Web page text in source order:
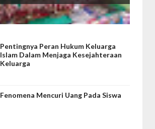
Pentingnya Peran Hukum Keluarga
Islam Dalam Menjaga Kesejahteraan
Keluarga
Fenomena Mencuri Uang Pada Siswa